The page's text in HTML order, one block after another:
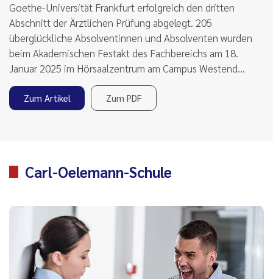
Goethe-Universität Frankfurt erfolgreich den dritten
Abschnitt der Ärztlichen Prüfung abgelegt. 205
überglückliche Absolventinnen und Absolventen wurden
beim Akademischen Festakt des Fachbereichs am 18.
Januar 2025 im Hörsaalzentrum am Campus Westend…
Zum Artikel Zum PDF
Carl-Oelemann-Schule